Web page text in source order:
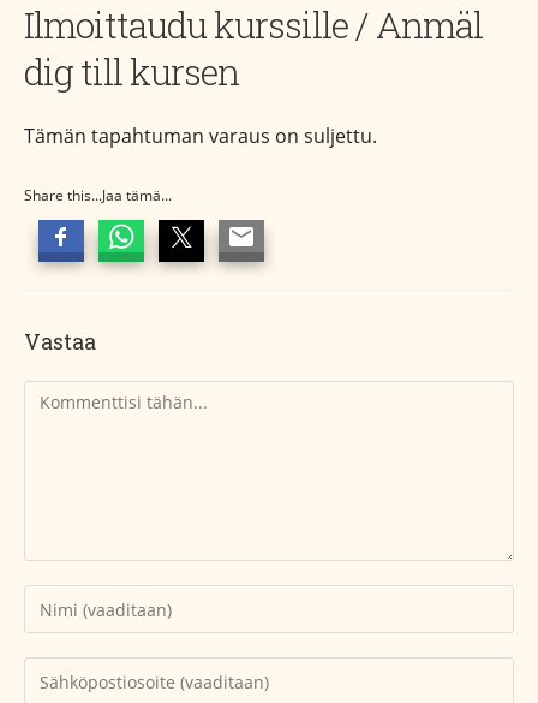
Ilmoittaudu kurssille / Anmäl
dig till kursen
Tämän tapahtuman varaus on suljettu.
Share this...Jaa tämä...
Vastaa
Kommentti
Kirjoita
nimesi
tai
käyttäjätunnuksesi
Kirjoita